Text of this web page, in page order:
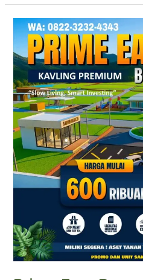
Prime
East
Bogor
|
Kavling
Villa
SHM
Nempel
Jalan
Puncak
2